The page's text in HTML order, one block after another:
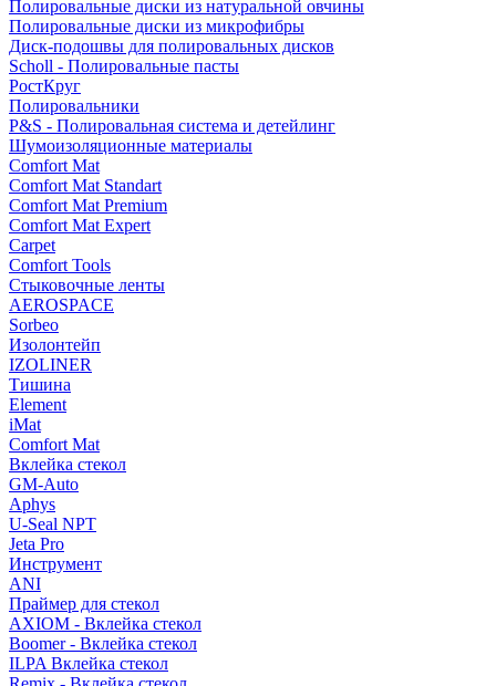
Полировальные диски из натуральной овчины
Полировальные диски из микрофибры
Диск-подошвы для полировальных дисков
Scholl - Полировальные пасты
РостКруг
Полировальники
P&S - Полировальная система и детейлинг
Шумоизоляционные материалы
Comfort Mat
Comfort Mat Standart
Comfort Mat Premium
Comfort Mat Expert
Carpet
Comfort Tools
Стыковочные ленты
AEROSPACE
Sorbeo
Изолонтейп
IZOLINER
Тишина
Element
iMat
Comfort Mat
Вклейка стекол
GM-Auto
Aphys
U-Seal NPT
Jeta Pro
Инструмент
ANI
Праймер для стекол
AXIOM - Вклейка стекол
Boomer - Вклейка стекол
ILPA Вклейка стекол